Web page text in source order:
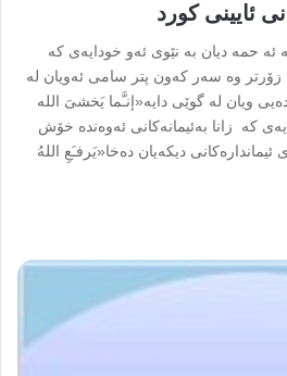
ئایینی کورد
ئه حمه دیان بە نێوی ئەو خودایەی کە
زۆرتر وە سەر کەون پتر سامی ئەویان لە
ویان لە گوێی دایە«‌‌إنـَّما یَخشیَ الله
کە زانا بەئیمانەکانی ئەوەندە خۆش
دیکەیان دەخا«یَرفـَعِ اللهُ